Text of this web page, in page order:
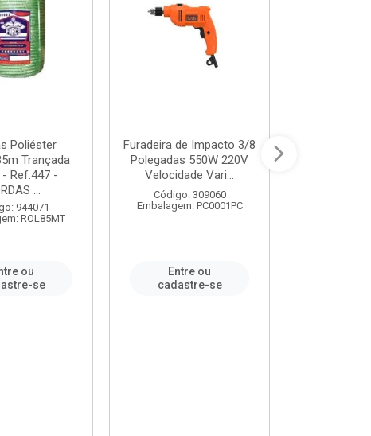
Poliéster
Trançada
Ref.447 -
...
944071
ROL85MT
ou
se
Furadeira de Impacto 3/8
Polegadas 550W 220V
Velocidade Vari...
Código: 309060
Embalagem: PC0001PC
Entre ou
cadastre-se